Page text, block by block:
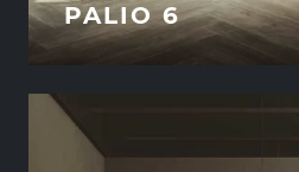
PALIO 6